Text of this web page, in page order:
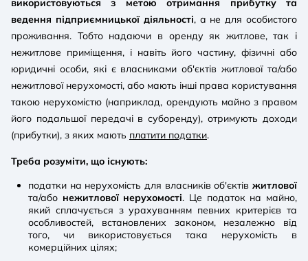
ведення підприємницької діяльності, а не для особистого
проживання. Тобто надаючи в оренду як житлове, так і
нежитлове приміщення, і навіть його частину, фізичні або
юридичні особи, які є власниками об'єктів житлової та/або
нежитлової нерухомості, або мають інші права користування
такою нерухомістю (наприклад, орендують майно з правом
його подальшої передачі в суборенду), отримують доходи
(прибутки), з яких мають платити податки.
Треба розуміти, що існують:
податки на нерухомість для власників об'єктів житлової
та/або нежитлової нерухомості. Це податок на майно,
який сплачується з урахуванням певних критерієв та
особливостей, встановлених законом, незалежно від
того, чи використовується така нерухомість в
комерційних цілях;